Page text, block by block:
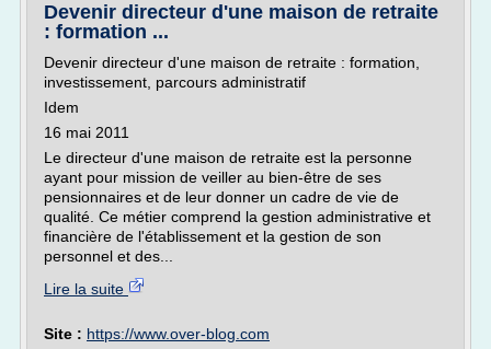
Devenir directeur d'une maison de retraite
: formation ...
Devenir directeur d'une maison de retraite : formation,
investissement, parcours administratif
Idem
16 mai 2011
Le directeur d'une maison de retraite est la personne
ayant pour mission de veiller au bien-être de ses
pensionnaires et de leur donner un cadre de vie de
qualité. Ce métier comprend la gestion administrative et
financière de l'établissement et la gestion de son
personnel et des...
Lire la suite
Site : https://www.over-blog.com